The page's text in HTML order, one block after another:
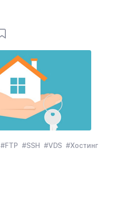
#FTP #SSH #VDS #Хостинг